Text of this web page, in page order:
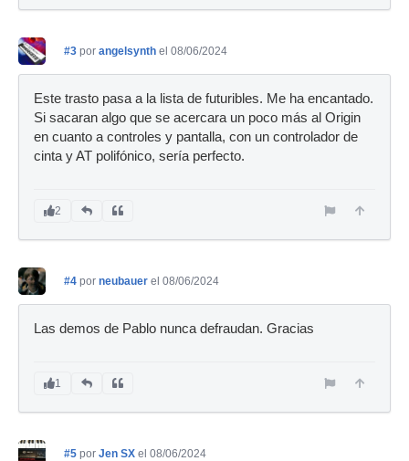
#3 por angelsynth el 08/06/2024
Este trasto pasa a la lista de futuribles. Me ha encantado.
Si sacaran algo que se acercara un poco más al Origin
en cuanto a controles y pantalla, con un controlador de
cinta y AT polifónico, sería perfecto.
2
#4 por neubauer el 08/06/2024
Las demos de Pablo nunca defraudan. Gracias
1
#5 por Jen SX el 08/06/2024